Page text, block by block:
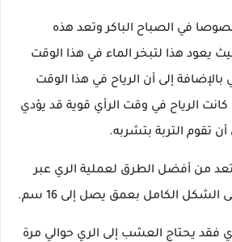
في الصباح الباكر وتعد هذه
يعود هذا لتبخر الماء في هذا الوقت
إلى أن الرياح في هذا الوقت
الرياح في وقت الرأي قوية قد يؤدي
تقوم التربة بتشربه.
من أفضل الطرق لعملية الري عبر
الكامل بعمق يصل إلى 16 سم.
فقد يحتاج العشب إلى الري حوالي مرة